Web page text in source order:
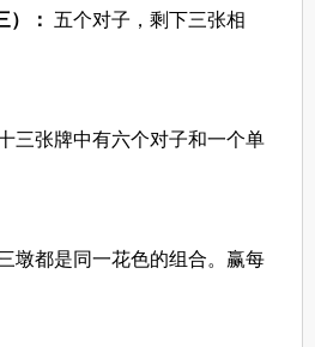
）： 五个对子，剩下三张相
三张牌中有六个对子和一个单
墩都是同一花色的组合。赢每